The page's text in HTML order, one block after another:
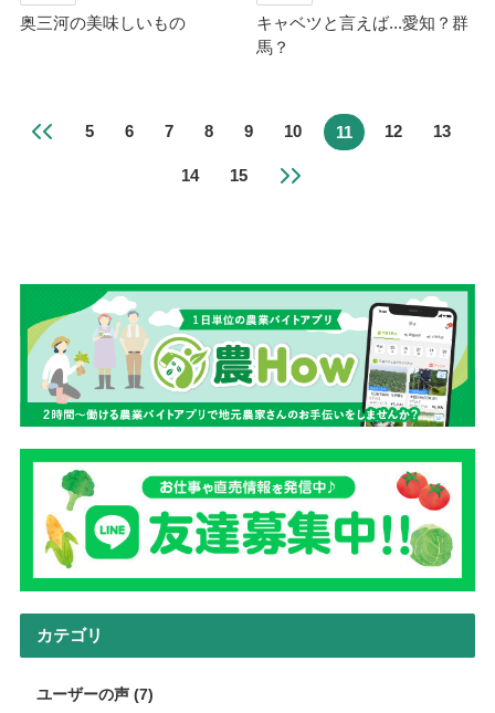
奥三河の美味しいもの
キャベツと言えば...愛知？群
馬？
5 6 7 8 9 10 11 12 13
14 15
カテゴリ
ユーザーの声 (7)